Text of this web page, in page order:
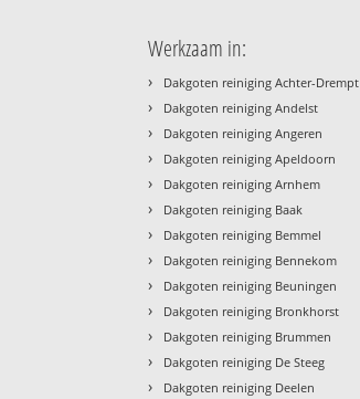
Werkzaam in:
› Dakgoten reiniging Achter-Drempt
› Dakgoten reiniging Andelst
› Dakgoten reiniging Angeren
› Dakgoten reiniging Apeldoorn
› Dakgoten reiniging Arnhem
› Dakgoten reiniging Baak
› Dakgoten reiniging Bemmel
› Dakgoten reiniging Bennekom
› Dakgoten reiniging Beuningen
› Dakgoten reiniging Bronkhorst
› Dakgoten reiniging Brummen
› Dakgoten reiniging De Steeg
› Dakgoten reiniging Deelen